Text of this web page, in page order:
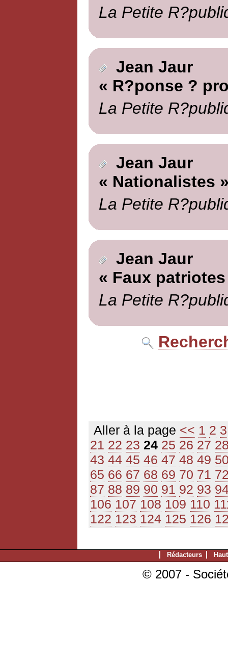
La Petite
Jean Jaur
« R?ponse ?
La Petite
Jean Jaur
« Nationalistes
La Petite
Jean Jaur
« Faux patriotes
La Petite
Aller à la page << 1 2 3
21 22 23 24 25 26 27
43 44 45 46 47 48 49
65 66 67 68 69 70 71
87 88 89 90 91 92 93
106 107 108 109 110
122 123 124 125 126
Rédacteurs
© 2007 -